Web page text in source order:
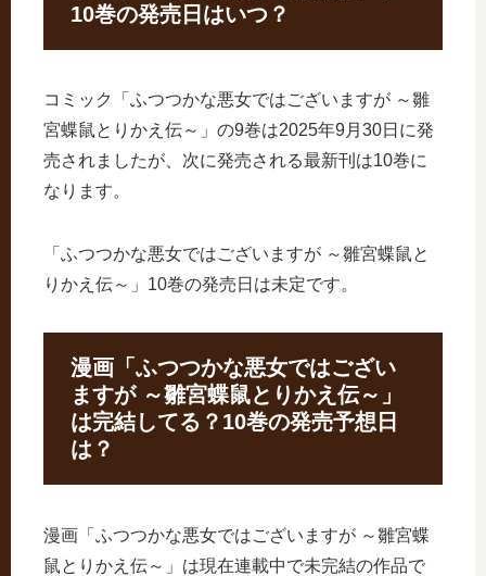
10巻の発売日はいつ？
コミック「ふつつかな悪女ではございますが ～雛
宮蝶鼠とりかえ伝～」の9巻は2025年9月30日に発
売されましたが、次に発売される最新刊は10巻に
なります。
「ふつつかな悪女ではございますが ～雛宮蝶鼠と
りかえ伝～」10巻の発売日は未定です。
漫画「ふつつかな悪女ではござい
ますが ～雛宮蝶鼠とりかえ伝～」
は完結してる？10巻の発売予想日
は？
漫画「ふつつかな悪女ではございますが ～雛宮蝶
鼠とりかえ伝～」は現在連載中で未完結の作品で